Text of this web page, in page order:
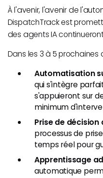
À l'avenir, l'avenir de
DispatchTrack est
des agents IA
Dans les 3 à 5
Automatisation
qui s'intègre
s'appuieront sur
minimum
Prise de décision
processus de
temps réel pour
Apprentissage
automatique